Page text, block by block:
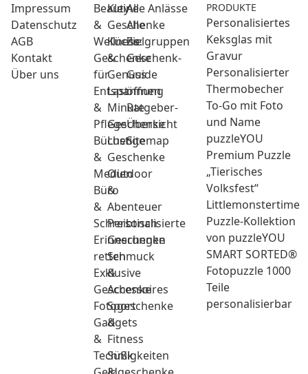
Impressum
Datenschutz
AGB
Kontakt
Über uns
Beauty
&
Wellness:
Geschenke
für
Entspannung
&
Pflege
Bücher
&
Medien
Büro
&
Schreibtisch
Erinnerungen
retten
Exklusive
Geschenke
Fotogeschenke
Gadgets
&
Technik
Kleine
Geschenke
Küche
&
Genuss
Last
Minute
Geschenke
Lustige
Geschenke
Outdoor
&
Abenteuer
Personalisierte
Geschenke
Schmuck
&
Accessoires
Sport
&
Fitness
Süßigkeiten
Alle Anlässe
Alle
Zielgruppen
Geschenk-
Guide
öffnen
Ratgeber-
Übersicht
Sitemap
PRODUKTE
Personalisiertes
Keksglas mit
Gravur
Personalisierter
Thermobecher
To-Go mit Foto
und Name
puzzleYOU
Premium Puzzle
„Tierisches
Volksfest“
Littlemonstertime
Puzzle-Kollektion
von puzzleYOU
SMART SORTED®
Fotopuzzle 1000
Teile
personalisierbar